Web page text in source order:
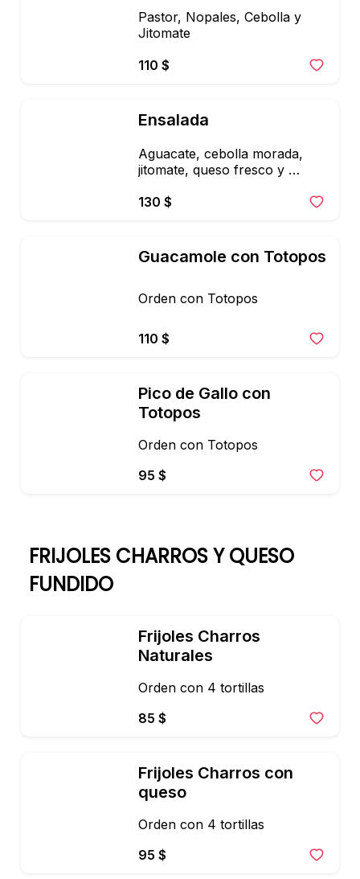
Pastor, Nopales, Cebolla y
Jitomate
110 $
Ensalada
Aguacate, cebolla morada,
jitomate, queso fresco y
130 $
Guacamole con Totopos
Orden con Totopos
110 $
Pico de Gallo con
Totopos
Orden con Totopos
95 $
FRIJOLES CHARROS Y QUESO
FUNDIDO
Frijoles Charros
Naturales
Orden con 4 tortillas
85 $
Frijoles Charros con
queso
Orden con 4 tortillas
95 $